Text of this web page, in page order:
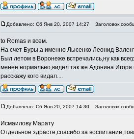
Добавлено: Сб Янв 20, 2007 14:27 Заголовок
to Romas и всем.
На счет Буры,а именно Лысенко Леонид
Был летом в Воронеже встречались,ну как
менее нормально,видел так же Адонина
расскажу кого видал....
Добавлено: Сб Янв 20, 2007 14:30 Заголовок
Исмаилову Марату
Отдельное здрасте,спасибо за